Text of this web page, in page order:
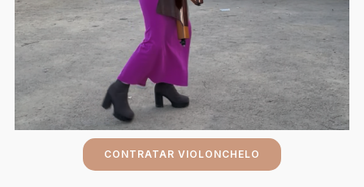
CONTRATAR VIOLONCHELO